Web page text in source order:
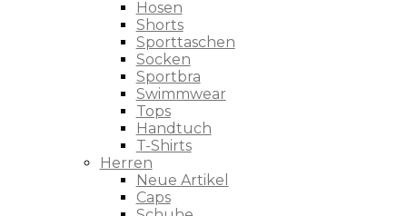
Hosen
Shorts
Sporttaschen
Socken
Sportbra
Swimmwear
Tops
Handtuch
T-Shirts
Herren
Neue Artikel
Caps